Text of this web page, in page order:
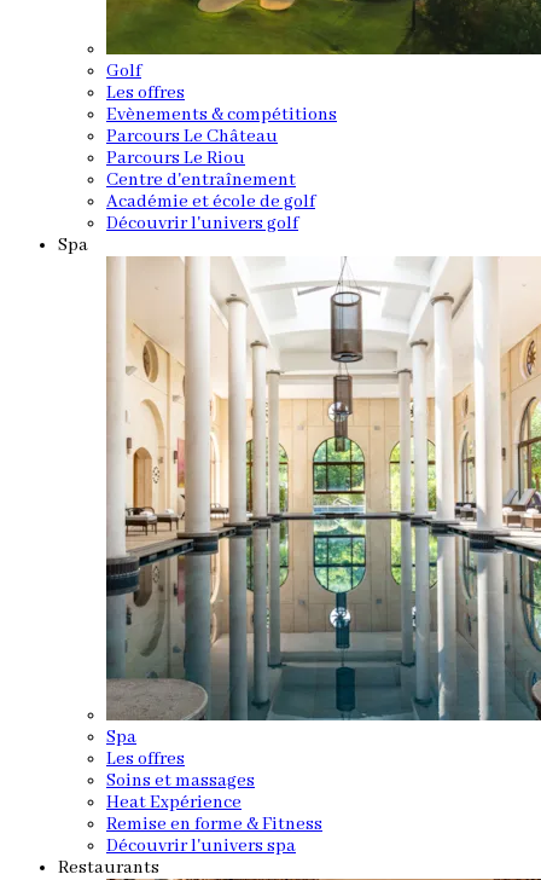
Golf
Les offres
Evènements & compétitions
Parcours Le Château
Parcours Le Riou
Centre d'entraînement
Académie et école de golf
Découvrir l'univers golf
Spa
Spa
Les offres
Soins et massages
Heat Expérience
Remise en forme & Fitness
Découvrir l'univers spa
Restaurants